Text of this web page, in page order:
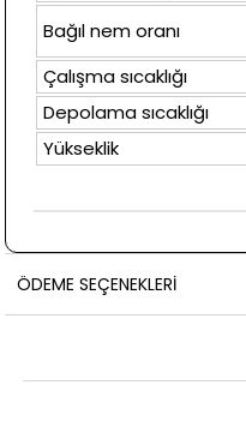
Bağıl nem oranı
Çalışma sıcaklığı
Depolama sıcaklığı
Yükseklik
ÖDEME SEÇENEKLERI